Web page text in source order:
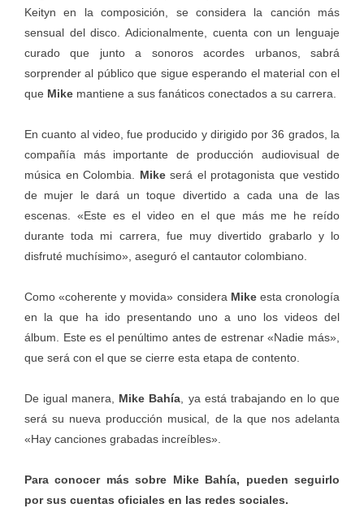
Keityn en la composición, se considera la canción más
sensual del disco. Adicionalmente, cuenta con un lenguaje
curado que junto a sonoros acordes urbanos, sabrá
sorprender al público que sigue esperando el material con el
que Mike mantiene a sus fanáticos conectados a su carrera.
En cuanto al video, fue producido y dirigido por 36 grados, la
compañía más importante de producción audiovisual de
música en Colombia. Mikeserá el protagonista que vestido
de mujer le dará un toque divertido a cada una de las
escenas. «Este es el video en el que más me he reído
durante toda mi carrera, fue muy divertido grabarlo y lo
disfruté muchísimo», aseguró el cantautor colombiano.
Como «coherente y movida» considera Mikeesta cronología
en la que ha ido presentando uno a uno los videos del
álbum. Este es el penúltimo antes de estrenar «Nadie más»,
que será con el que se cierre esta etapa de contento.
De igual manera, Mike Bahía, ya está trabajando en lo que
será su nueva producción musical, de la que nos adelanta
«Hay canciones grabadas increíbles».
Para conocer más sobre Mike Bahía, pueden seguirlo
por sus cuentas oficiales en las redes sociales.